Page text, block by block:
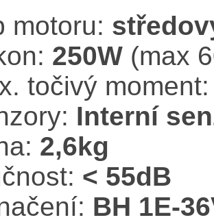
motoru:
250W (max
točivý
Interní
2,6kg
< 55dB
BH 1E-